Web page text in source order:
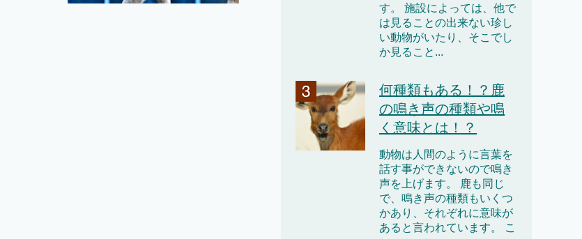
す。 施設によっては、他で
は見ることの出来ない珍し
い動物がいたり、そこでし
か見ること...
何種類もある！？鹿
の鳴き声の種類や鳴
く意味とは！？
動物は人間のように言葉を
話す事ができないので鳴き
声を上げます。 鹿も同じ
で、鳴き声の種類もいくつ
かあり、それぞれに意味が
あると言われています。 こ